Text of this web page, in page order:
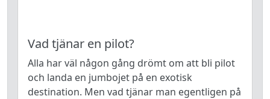
Vad tjänar en pilot?
Alla har väl någon gång drömt om att bli pilot
och landa en jumbojet på en exotisk
destination. Men vad tjänar man egentligen på